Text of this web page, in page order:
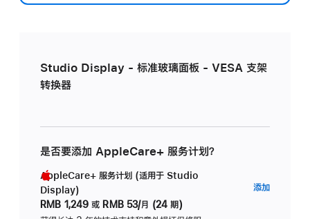
Studio Display - 标准玻璃面板 - VESA 支架
转换器
是否要添加 AppleCare+ 服务计划？
AppleCare+ 服务计划 (适用于 Studio
Display)
RMB 1,249 或 RMB 53/月 (24 期)
添加